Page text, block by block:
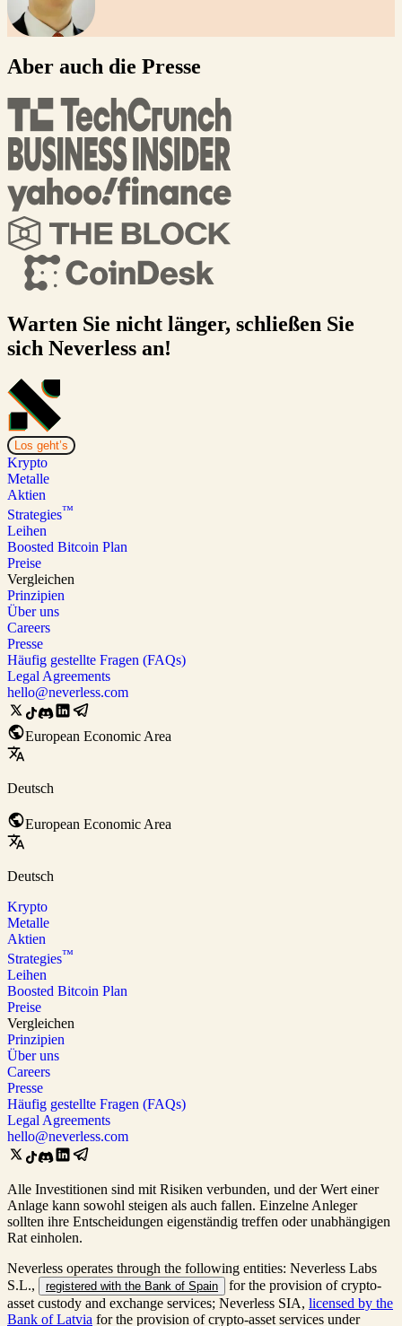
Aber auch die Presse
Warten Sie nicht länger, schließen Sie
sich Neverless an!
Los geht’s
Krypto
Metalle
Aktien
Strategies™
Leihen
Boosted Bitcoin Plan
Preise
Vergleichen
Prinzipien
Über uns
Careers
Presse
Häufig gestellte Fragen (FAQs)
Legal Agreements
hello@neverless.com
European Economic Area
Deutsch
European Economic Area
Deutsch
Krypto
Metalle
Aktien
Strategies™
Leihen
Boosted Bitcoin Plan
Preise
Vergleichen
Prinzipien
Über uns
Careers
Presse
Häufig gestellte Fragen (FAQs)
Legal Agreements
hello@neverless.com
Alle Investitionen sind mit Risiken verbunden, und der Wert einer
Anlage kann sowohl steigen als auch fallen. Einzelne Anleger
sollten ihre Entscheidungen eigenständig treffen oder unabhängigen
Rat einholen.
Neverless operates through the following entities: Neverless Labs
S.L.,
registered with the Bank of Spain
for the provision of crypto-
asset custody and exchange services; Neverless SIA, licensed by the
Bank of Latvia for the provision of crypto-asset services under